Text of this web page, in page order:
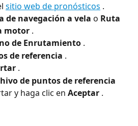
sitio web de pronósticos .
de navegación a vela o Ruta
motor .
de Enrutamiento .
de referencia .
.
de puntos de referencia
y haga clic en Aceptar .